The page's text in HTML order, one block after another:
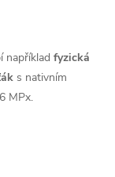
například fyzická
s nativním
MPx.